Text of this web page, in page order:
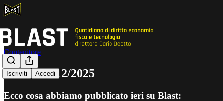
Iscriviti Accedi
Contenitore
BLAST 2/12/2025
Ecco cosa abbiamo pubblicato ieri su Blast: